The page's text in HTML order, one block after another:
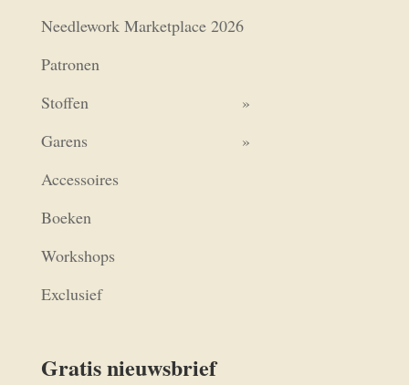
Needlework Marketplace 2026
Patronen
Stoffen
Garens
Accessoires
Boeken
Workshops
Exclusief
Gratis nieuwsbrief